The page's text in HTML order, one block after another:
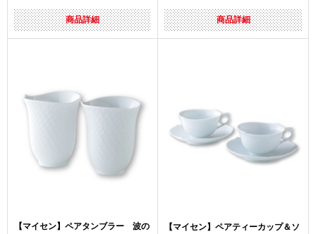
商品詳細 商品詳細
【マイセン】ペアタンブラー 波の
【マイセン】ペアティーカップ＆ソ